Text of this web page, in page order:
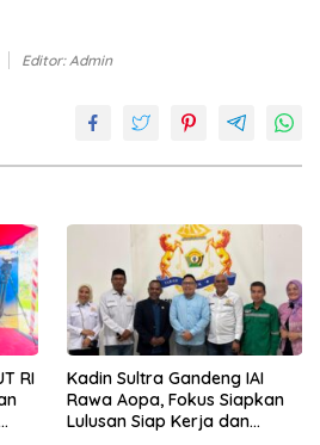
Editor: Admin
RI
Kadin Sultra Gandeng IAI
Rawa Aopa, Fokus Siapkan
Lulusan Siap Kerja dan